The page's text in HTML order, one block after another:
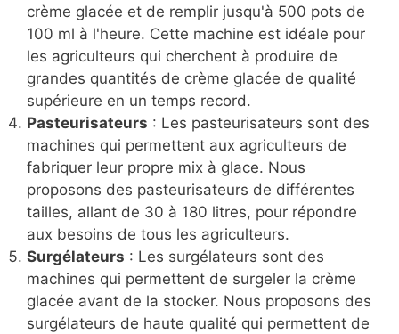
crème glacée et de remplir jusqu'à 500 pots de
100 ml à l'heure. Cette machine est idéale pour
les agriculteurs qui cherchent à produire de
grandes quantités de crème glacée de qualité
supérieure en un temps record.
Pasteurisateurs : Les pasteurisateurs sont des
machines qui permettent aux agriculteurs de
fabriquer leur propre mix à glace. Nous
proposons des pasteurisateurs de différentes
tailles, allant de 30 à 180 litres, pour répondre
aux besoins de tous les agriculteurs.
Surgélateurs : Les surgélateurs sont des
machines qui permettent de surgeler la crème
glacée avant de la stocker. Nous proposons des
surgélateurs de haute qualité qui permettent de